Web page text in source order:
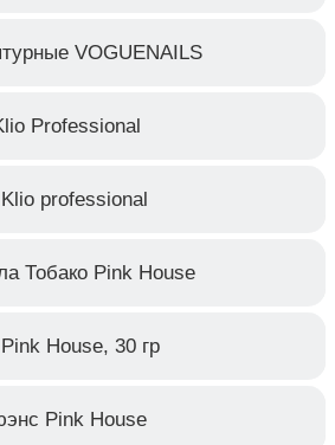
VOGUENAILS
Professional
professional
Тобако Pink House
House, 30 гр
Pink House